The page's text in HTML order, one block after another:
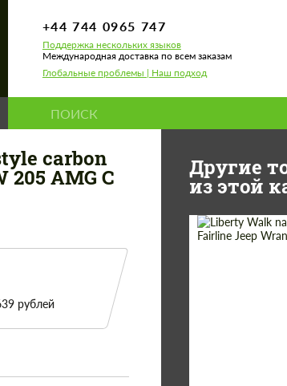
+44 744 0965 747
Поддержка нескольких языков
Международная доставка по всем заказам
Глобальные проблемы | Наш подход
Mercedes C-class W 205 AMG C 63 от 07/2018
carbon
205 AMG C
рублей
Другие
из этой